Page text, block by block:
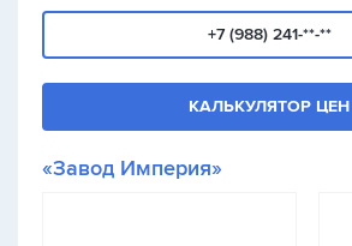
+7 (988) 241-**-**
КАЛЬКУЛЯТОР ЦЕН
«Завод Империя»